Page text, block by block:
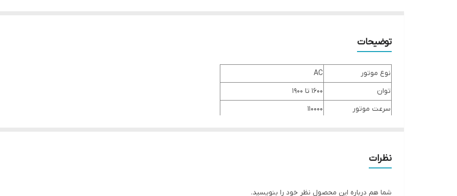
توضیحات
نوع موتور
AC
توان
1600 تا 1900
سرعت موتور
110000
نوع المنت
نظرات
شما هم درباره این محصول نظر خود را بنویسید.